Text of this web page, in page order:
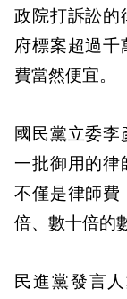
政院打訴訟的
府標案超過
費當然便宜。
國民黨立委李
一批御用的律
不僅是律師費
倍、數十倍的
民進黨發言